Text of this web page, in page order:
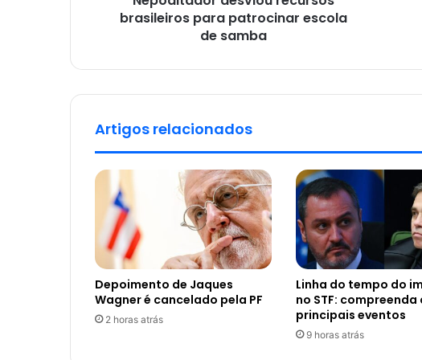
brasileiros para patrocinar escola
de samba
Artigos relacionados
Depoimento de Jaques
Wagner é cancelado pela PF
2 horas atrás
Linha do tempo do
no STF: compreenda
principais eventos
9 horas atrás